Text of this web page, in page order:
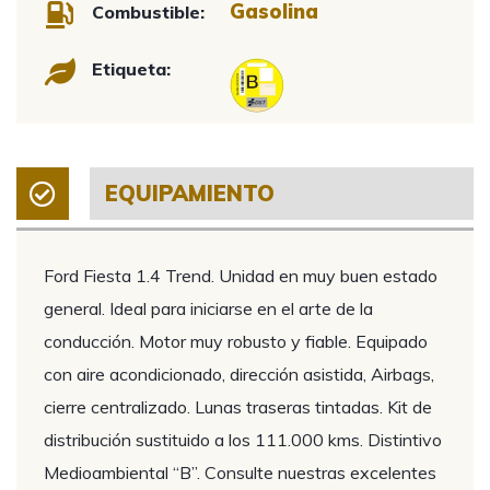
Combustible: Gasolina
Etiqueta:
EQUIPAMIENTO
Ford Fiesta 1.4 Trend. Unidad en muy buen estado
general. Ideal para iniciarse en el arte de la
conducción. Motor muy robusto y fiable. Equipado
con aire acondicionado, dirección asistida, Airbags,
cierre centralizado. Lunas traseras tintadas. Kit de
distribución sustituido a los 111.000 kms. Distintivo
Medioambiental “B”. Consulte nuestras excelentes